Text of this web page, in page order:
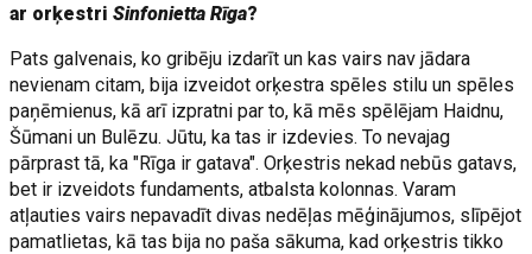
ar orķestriSinfonietta Rīga?
Pats galvenais, ko gribēju izdarīt un kas vairs nav jādara
nevienam citam, bija izveidot orķestra spēles stilu un spēles
paņēmienus, kā arī izpratni par to, kā mēs spēlējam Haidnu,
Šūmani un Bulēzu. Jūtu, ka tas ir izdevies. To nevajag
pārprast tā, ka "Rīga ir gatava". Orķestris nekad nebūs gatavs,
bet ir izveidots fundaments, atbalsta kolonnas. Varam
atļauties vairs nepavadīt divas nedēļas mēģinājumos, slīpējot
pamatlietas, kā tas bija no paša sākuma, kad orķestris tikko